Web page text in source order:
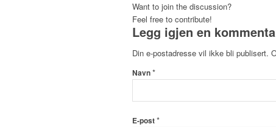
Want to join the discussion?
Feel free to contribute!
Legg igjen en
Din e-postadresse vil ikke bli publisert.
Navn*
E-post*